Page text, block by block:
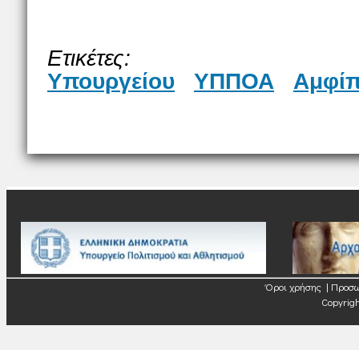
Υπουργείου
ΥΠΠΟΑ
Όροι χρήσης|